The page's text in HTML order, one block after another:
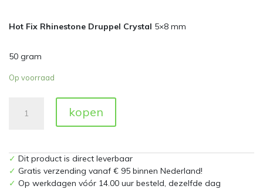
Hot Fix Rhinestone Druppel Crystal 5×8 mm
50 gram
Op voorraad
Crystal
aantal
kopen
✓ Dit product is direct leverbaar
✓ Gratis verzending vanaf € 95 binnen Nederland!
✓ Op werkdagen vóór 14.00 uur besteld, dezelfde dag